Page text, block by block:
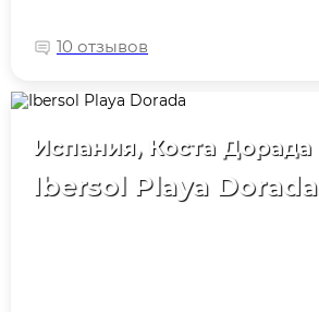
10 отзывов
Испания, Коста Дорада
Ibersol Playa Dorada